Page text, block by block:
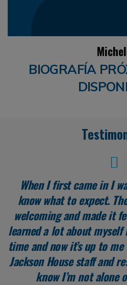
BIOGRAFÍA
When I first came in I
know what to expect.
welcoming and made it
learned a lot about
time and now it’s up to
Jackson House staff and
know I’m not alone